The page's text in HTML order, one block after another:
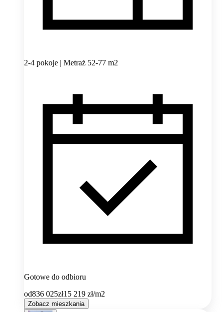
2-4 pokoje | Metraż 52-77 m2
Gotowe do odbioru
od836 025zł15 219 zł/m2
Zobacz mieszkania